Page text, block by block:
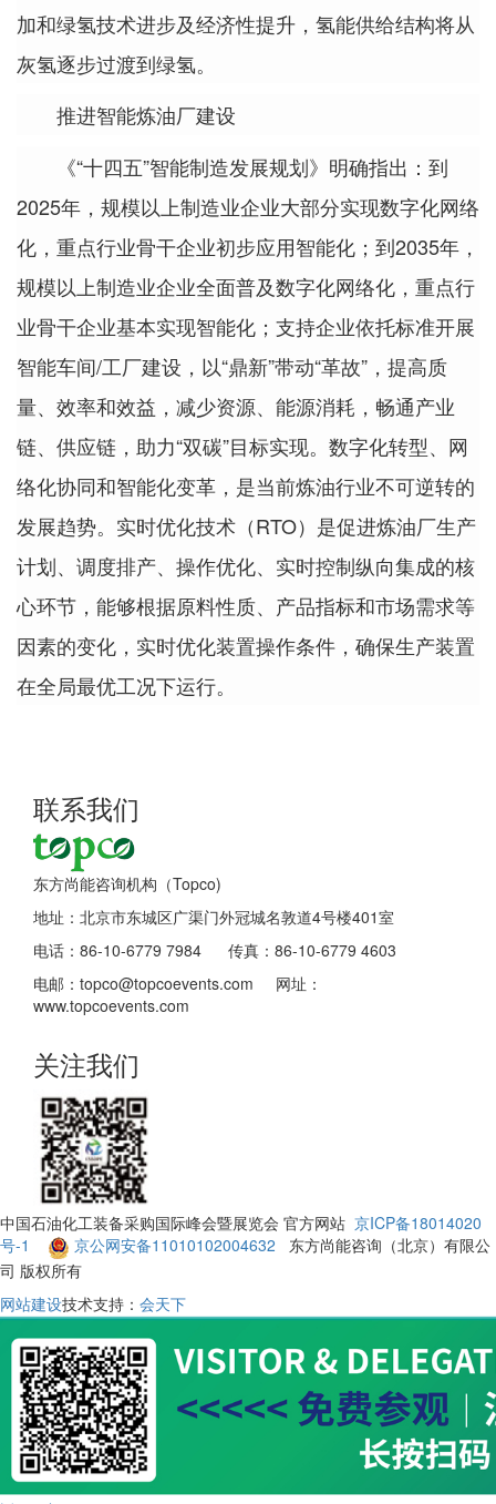
加和绿氢技术进步及经济性提升，氢能供给结构将从
灰氢逐步过渡到绿氢。
推进智能炼油厂建设
《“十四五”智能制造发展规划》明确指出：到
2025年，规模以上制造业企业大部分实现数字化网络
化，重点行业骨干企业初步应用智能化；到2035年，
规模以上制造业企业全面普及数字化网络化，重点行
业骨干企业基本实现智能化；支持企业依托标准开展
智能车间/工厂建设，以“鼎新”带动“革故”，提高质
量、效率和效益，减少资源、能源消耗，畅通产业
链、供应链，助力“双碳”目标实现。数字化转型、网
络化协同和智能化变革，是当前炼油行业不可逆转的
发展趋势。实时优化技术（RTO）是促进炼油厂生产
计划、调度排产、操作优化、实时控制纵向集成的核
心环节，能够根据原料性质、产品指标和市场需求等
因素的变化，实时优化装置操作条件，确保生产装置
在全局最优工况下运行。
联系我们
东方尚能咨询机构（Topco)
地址：北京市东城区广渠门外冠城名敦道4号楼401室
电话：86-10-6779 7984 传真：86-10-6779 4603
电邮：topco@topcoevents.com 网址：
www.topcoevents.com
关注我们
中国石油化工装备采购国际峰会暨展览会 官方网站 京ICP备18014020
号-1
京公网安备11010102004632 东方尚能咨询（北京）有限公
司 版权所有
网站建设技术支持： 会天下